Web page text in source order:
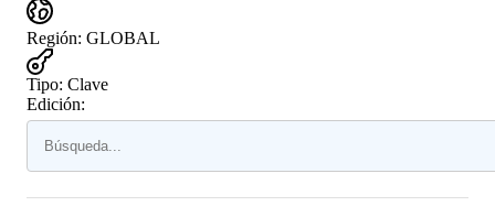
Región: GLOBAL
Tipo: Clave
Edición: